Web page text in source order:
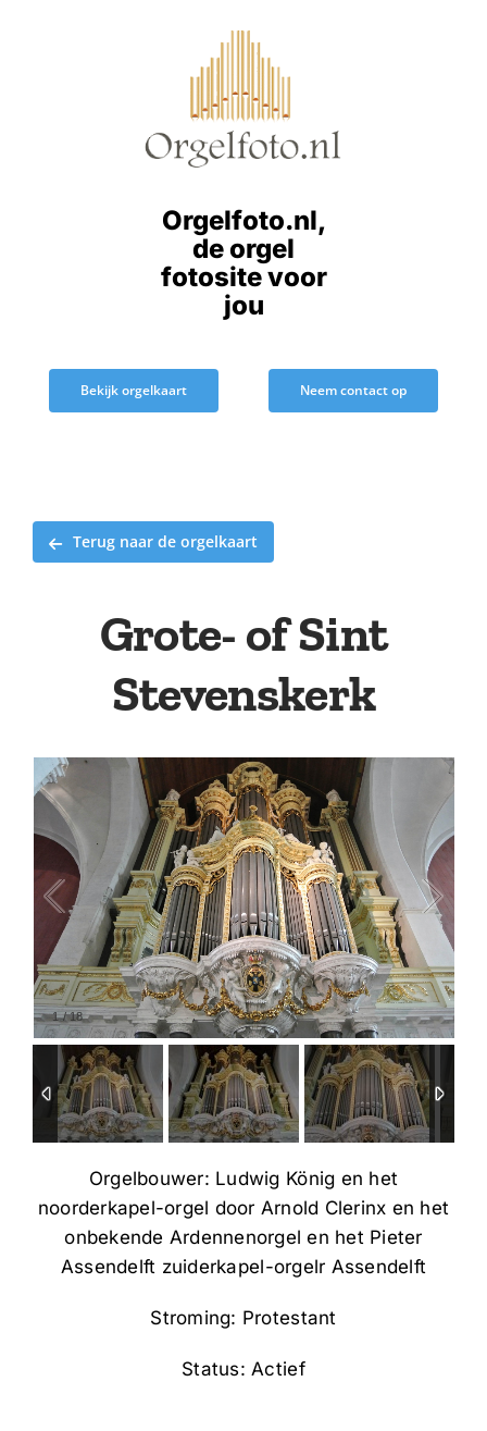
Orgelfoto.nl,
de orgel
fotosite voor
jou
Bekijk orgelkaart Neem contact op
Terug naar de orgelkaart
Grote- of Sint
Stevenskerk
1/18
Orgelbouwer: Ludwig König en het
noorderkapel-orgel door Arnold Clerinx en het
onbekende Ardennenorgel en het Pieter
Assendelft zuiderkapel-orgelr Assendelft
Stroming: Protestant
Status: Actief